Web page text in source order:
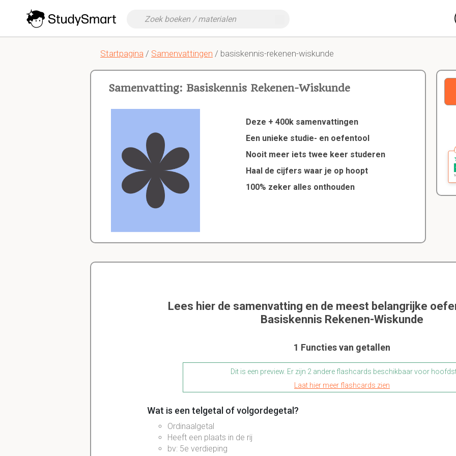
Startpagina / Samenvattingen / basiskennis-rekenen-wiskunde
Samenvatting: Basiskennis Rekenen-Wiskunde
Deze + 400k samenvattingen
Een unieke studie- en oefentool
Nooit meer iets twee keer studeren
Haal de cijfers waar je op hoopt
100% zeker alles onthouden
Lees hier de samenvatting en de meest belangrijke
Basiskennis Rekenen-Wiskunde
1 Functies van getallen
Dit is een preview. Er zijn 2 andere flashcards beschikbaar voor
Laat hier meer flashcards zien
Wat is een telgetal of volgordegetal?
Ordinaalgetal
Heeft een plaats in de rij
bv: 5e verdieping